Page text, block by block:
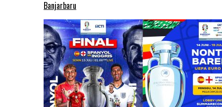
Banjarbaru